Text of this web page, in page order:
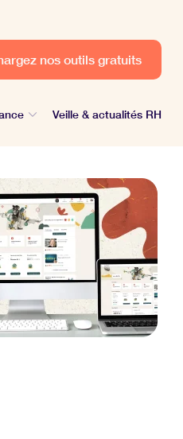
nos outils gratuits
Veille & actualités RH